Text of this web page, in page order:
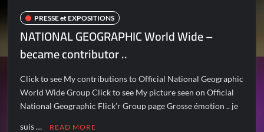
PRESSE et EXPOSITIONS
NATIONAL GEOGRAPHIC World Wide –
became contributor ..
Click to see My contributions to Official National Geographic
World Wide Group Click to see My picture seen on Official
National Geographic Flick’r Group page Grosse émotion .. je
suis … READ MORE